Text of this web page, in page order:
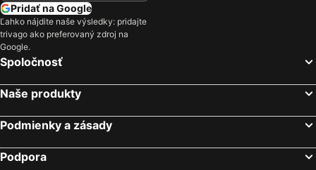
Pridať na Google
Ľahko nájdite naše výsledky: pridajte
trivago ako preferovaný zdroj na
Google.
Spoločnosť
Naše produkty
Podmienky a zásady
Podpora